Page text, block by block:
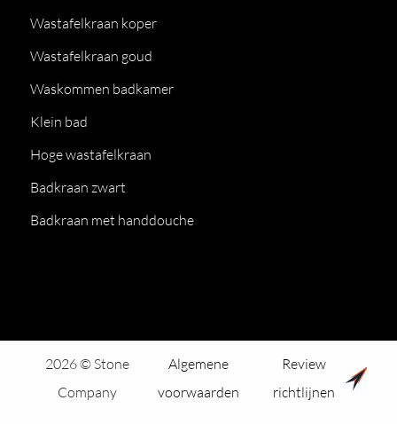
Wastafelkraan koper
Wastafelkraan goud
Waskommen badkamer
Klein bad
Hoge wastafelkraan
Badkraan zwart
Badkraan met handdouche
2026 © Stone
Company
Algemene
voorwaarden
Review
richtlijnen